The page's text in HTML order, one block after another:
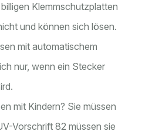
Klemmschutzplatten
und können sich lösen.
mit automatischem
nur, wenn ein Stecker
mit Kindern? Sie müssen
Vorschrift 82 müssen sie